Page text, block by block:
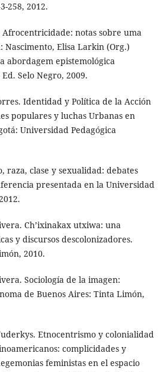
258, 2012.
Afrocentricidade: notas sobre uma
Nascimento, Elisa Larkin (Org.)
abordagem epistemológica
Selo Negro, 2009.
Identidad y Política de la Acción
populares y luchas Urbanas en
Universidad Pedagógica
raza, clase y sexualidad: debates
presentada en la Universidad
Ch’ixinakax utxiwa: una
y discursos descolonizadores.
2010.
Sociología de la imagen:
de Buenos Aires: Tinta Limón,
Etnocentrismo y colonialidad
complicidades y
feministas en el espacio